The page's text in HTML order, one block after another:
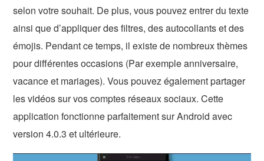
selon votre souhait. De plus, vous pouvez entrer du texte
ainsi que d’appliquer des filtres, des autocollants et des
émojis. Pendant ce temps, il existe de nombreux thèmes
pour différentes occasions (Par exemple anniversaire,
vacance et mariages). Vous pouvez également partager
les vidéos sur vos comptes réseaux sociaux. Cette
application fonctionne parfaitement sur Android avec
version 4.0.3 et ultérieure.